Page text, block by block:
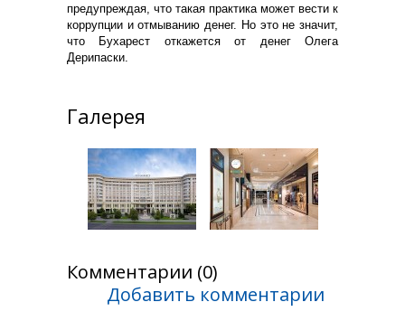
предупреждая, что такая практика может вести к
коррупции и отмыванию денег. Но это не значит,
что Бухарест откажется от денег Олега
Дерипаски.
Галерея
Комментарии (0)
Добавить комментарии